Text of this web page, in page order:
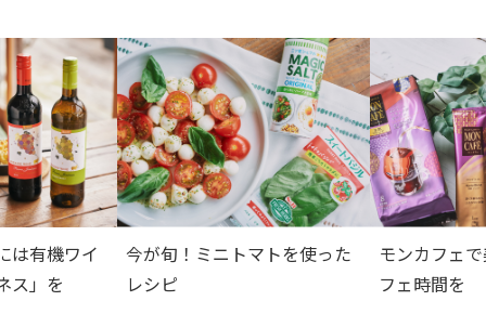
は有機ワイ
ス」を
今が旬！ミニトマトを使った
レシピ
モンカフェ
フェ時間を